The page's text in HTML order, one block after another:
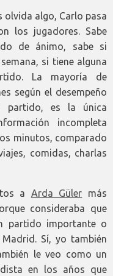
olvida algo, Carlo pasa
los jugadores. Sabe
de ánimo, sabe si
si tiene alguna
La mayoría de
según el desempeño
partido, es la única
incompleta
minutos, comparado
comidas, charlas
a Arda Güler más
consideraba que
partido importante o
Sí, yo también
le veo como un
en los años que